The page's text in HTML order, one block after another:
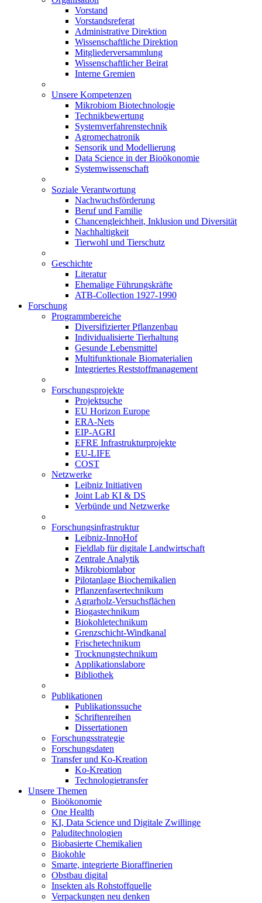
Vorstand
Vorstandsreferat
Administrative Direktion
Wissenschaftliche Direktion
Mitgliederversammlung
Wissenschaftlicher Beirat
Interne Gremien
Unsere Kompetenzen
Mikrobiom Biotechnologie
Technikbewertung
Systemverfahrenstechnik
Agromechatronik
Sensorik und Modellierung
Data Science in der Bioökonomie
Systemwissenschaft
Soziale Verantwortung
Nachwuchsförderung
Beruf und Familie
Chancengleichheit, Inklusion und Diversität
Nachhaltigkeit
Tierwohl und Tierschutz
Geschichte
Literatur
Ehemalige Führungskräfte
ATB-Collection 1927-1990
Forschung
Programmbereiche
Diversifizierter Pflanzenbau
Individualisierte Tierhaltung
Gesunde Lebensmittel
Multifunktionale Biomaterialien
Integriertes Reststoffmanagement
Forschungsprojekte
Projektsuche
EU Horizon Europe
ERA-Nets
EIP-AGRI
EFRE Infrastrukturprojekte
EU-LIFE
COST
Netzwerke
Leibniz Initiativen
Joint Lab KI & DS
Verbünde und Netzwerke
Forschungsinfrastruktur
Leibniz-InnoHof
Fieldlab für digitale Landwirtschaft
Zentrale Analytik
Mikrobiomlabor
Pilotanlage Biochemikalien
Pflanzenfasertechnikum
Agrarholz-Versuchsflächen
Biogastechnikum
Biokohletechnikum
Grenzschicht-Windkanal
Frischetechnikum
Trocknungstechnikum
Applikationslabore
Bibliothek
Publikationen
Publikationssuche
Schriftenreihen
Dissertationen
Forschungsstrategie
Forschungsdaten
Transfer und Ko-Kreation
Ko-Kreation
Technologietransfer
Unsere Themen
Bioökonomie
One Health
KI, Data Science und Digitale Zwillinge
Paluditechnologien
Biobasierte Chemikalien
Biokohle
Smarte, integrierte Bioraffinerien
Obstbau digital
Insekten als Rohstoffquelle
Verpackungen neu denken